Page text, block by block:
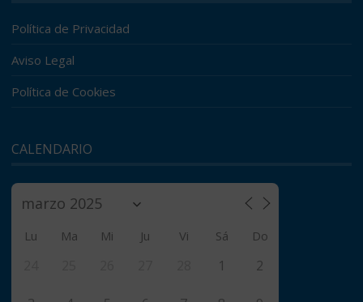
Política de Privacidad
Aviso Legal
Política de Cookies
CALENDARIO
Lu Ma Mi Ju Vi Sá Do
1 2